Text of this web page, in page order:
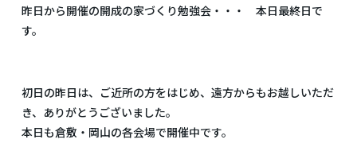
昨日から開催の開成の家づくり勉強会・・・ 本日最終日で
す。
初日の昨日は、ご近所の方をはじめ、遠方からもお越しいただ
き、ありがとうございました。
本日も倉敷・岡山の各会場で開催中です。